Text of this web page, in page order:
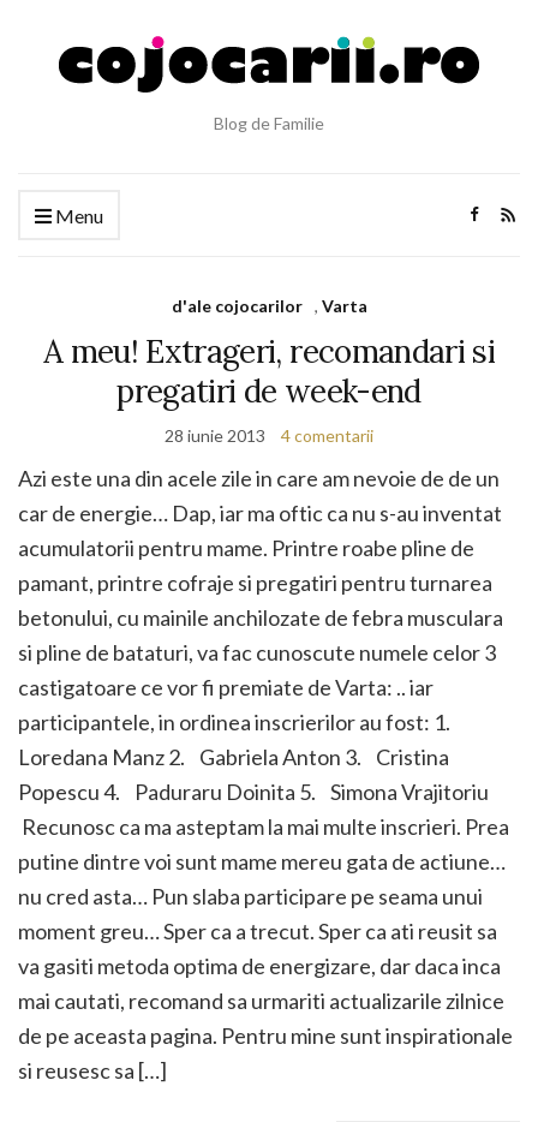
Blog de Familie
Menu
d'ale cojocarilor , Varta
A meu! Extrageri, recomandari si
pregatiri de week-end
28 iunie 2013 4 comentarii
Azi este una din acele zile in care am nevoie de de un
car de energie… Dap, iar ma oftic ca nu s-au inventat
acumulatorii pentru mame. Printre roabe pline de
pamant, printre cofraje si pregatiri pentru turnarea
betonului, cu mainile anchilozate de febra musculara
si pline de bataturi, va fac cunoscute numele celor 3
castigatoare ce vor fi premiate de Varta: .. iar
participantele, in ordinea inscrierilor au fost: 1.
Loredana Manz 2. Gabriela Anton 3. Cristina
Popescu 4. Paduraru Doinita 5. Simona Vrajitoriu
Recunosc ca ma asteptam la mai multe inscrieri. Prea
putine dintre voi sunt mame mereu gata de actiune…
nu cred asta… Pun slaba participare pe seama unui
moment greu… Sper ca a trecut. Sper ca ati reusit sa
va gasiti metoda optima de energizare, dar daca inca
mai cautati, recomand sa urmariti actualizarile zilnice
de pe aceasta pagina. Pentru mine sunt inspirationale
si reusesc sa […]